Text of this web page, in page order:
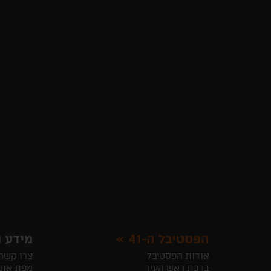
הפסטיבל ה-41
אודות הפסטיבל
ברכת ראש העיר
מידע
צרו קשר
מפת